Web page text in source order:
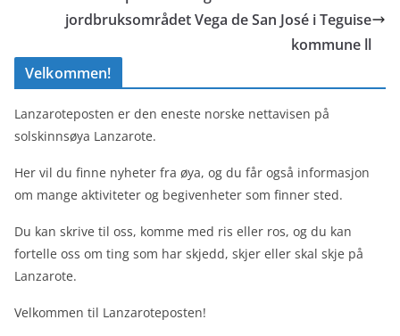
jordbruksområdet Vega de San José i Teguise
kommune ll
Velkommen!
Lanzaroteposten er den eneste norske nettavisen på
solskinnsøya Lanzarote.
Her vil du finne nyheter fra øya, og du får også informasjon
om mange aktiviteter og begivenheter som finner sted.
Du kan skrive til oss, komme med ris eller ros, og du kan
fortelle oss om ting som har skjedd, skjer eller skal skje på
Lanzarote.
Velkommen til Lanzaroteposten!